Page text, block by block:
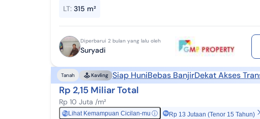
LT: 315 m²
Diperbarui 2 bulan yang lalu oleh
Suryadi
Tanah Kavling Siap HuniBebas BanjirDekat Akses
Rp 2,15 Miliar Total
Rp 10 Juta /m²
RpLihat Kemampuan Cicilan-mu ⓘ Rp 13 Jutaan (Tenor 15 Tahun)